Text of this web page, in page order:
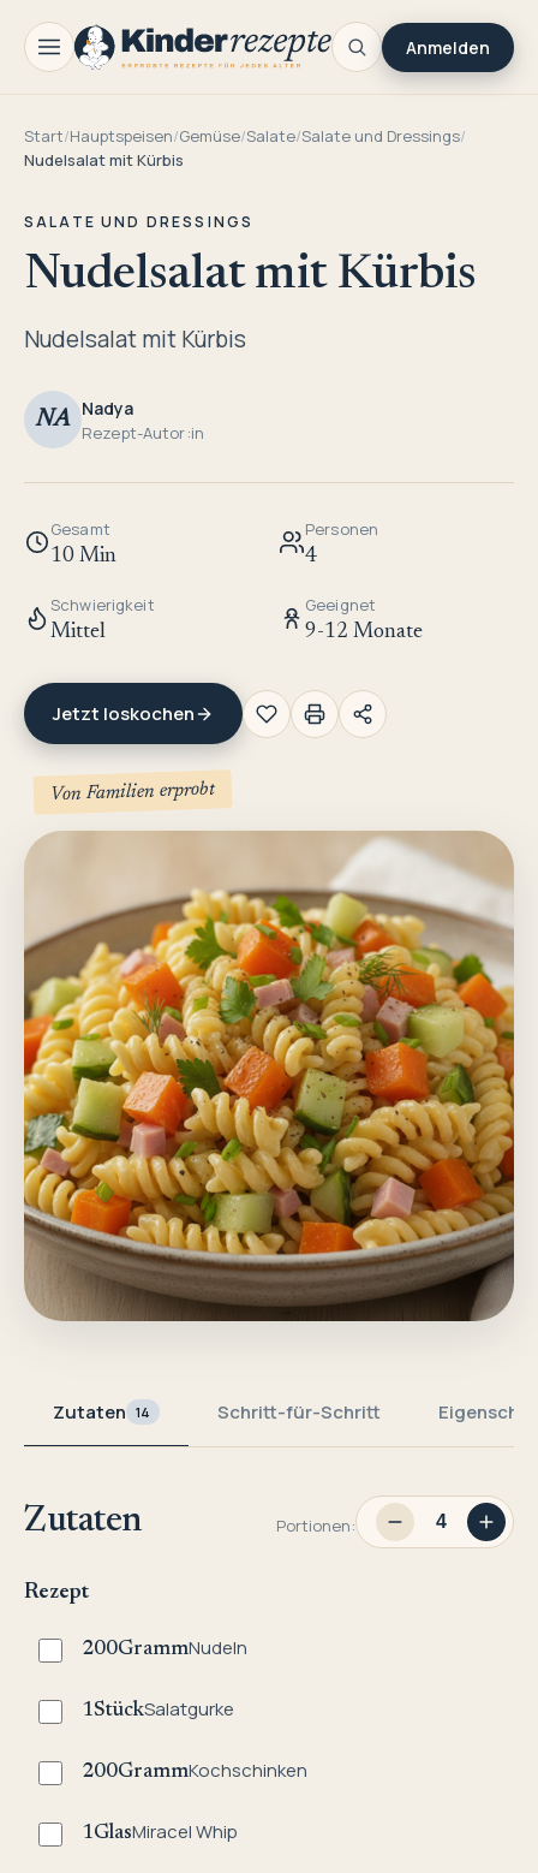
Anmelden
Start/Hauptspeisen/Gemüse/Salate/Salate und Dressings/
Nudelsalat mit Kürbis
SALATE UND DRESSINGS
Nudelsalat mit Kürbis
Nudelsalat mit Kürbis
NA Nadya
Rezept-Autor:in
Gesamt
10 Min
Personen
4
Schwierigkeit
Mittel
Geeignet
9-12 Monate
Jetzt loskochen
Von Familien erprobt
Zutaten 14 Schritt-für-Schritt
Zutaten Portionen:
Rezept
200GrammNudeln
1StückSalatgurke
200GrammKochschinken
1GlasMiracel Whip